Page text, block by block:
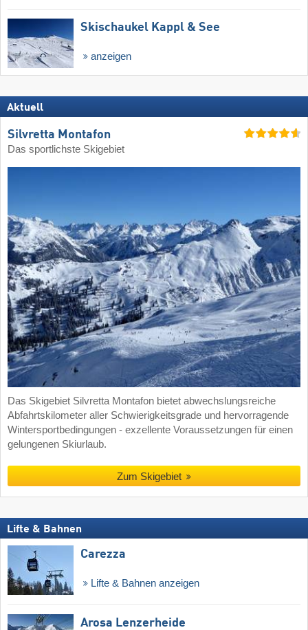
Skischaukel Kappl & See
anzeigen
Aktuell
Silvretta Montafon
Das sportlichste Skigebiet
Das Skigebiet Silvretta Montafon bietet abwechslungsreiche
Abfahrtskilometer aller Schwierigkeitsgrade und hervorragende
Wintersportbedingungen - exzellente Voraussetzungen für einen
gelungenen Skiurlaub.
Zum Skigebiet
Lifte & Bahnen
Carezza
Lifte & Bahnen anzeigen
Arosa Lenzerheide